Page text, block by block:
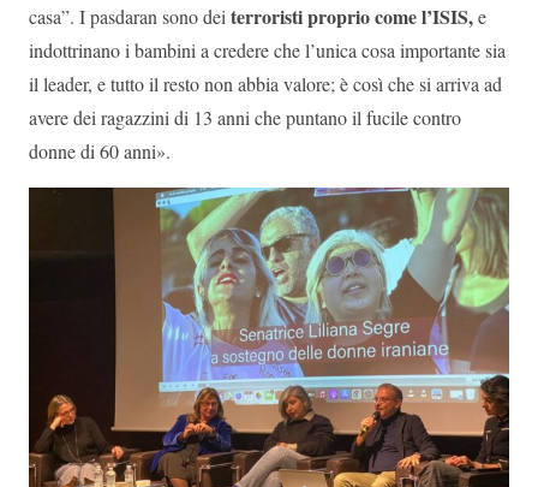
casa”. I pasdaran sono dei terroristi proprio come l’ISIS,e
indottrinano i bambini a credere che l’unica cosa importante sia
il leader, e tutto il resto non abbia valore; è così che si arriva ad
avere dei ragazzini di 13 anni che puntano il fucile contro
donne di 60 anni».